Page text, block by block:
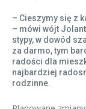
– Cieszymy się z
– mówi wójt
stypy, w dowód
za darmo, tym
radości dla
najbardziej
rodzinne.